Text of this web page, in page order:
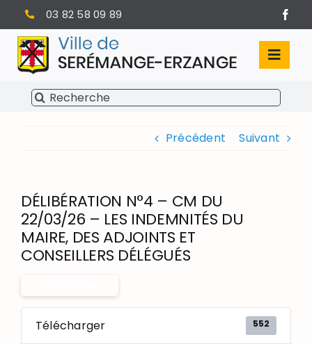
Passer
au
contenu
03 82 58 09 89
SÉRÉMANGE-ERZANGE
INFOS PRATIQUES
Rechercher:
Précédent Suivant
DÉLIBÉRATION N°4 – CM DU
22/03/26 – LES INDEMNITÉS DU
MAIRE, DES ADJOINTS ET
CONSEILLERS DÉLÉGUÉS
Télécharger 552